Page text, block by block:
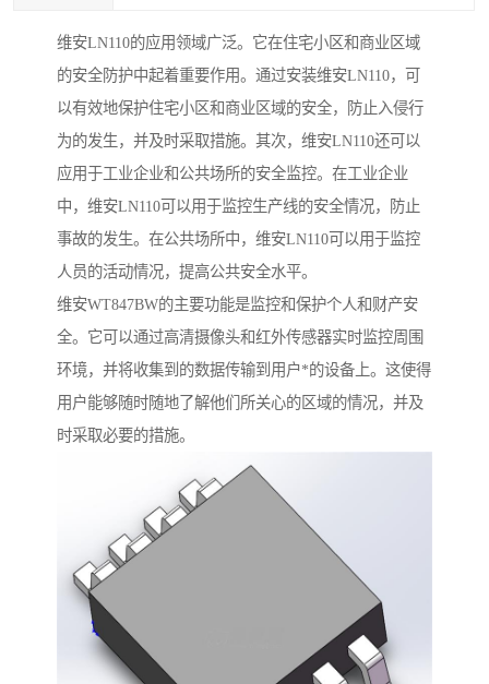
维安LN110的应用领域广泛。它在住宅小区和商业区域
的安全防护中起着重要作用。通过安装维安LN110，可
以有效地保护住宅小区和商业区域的安全，防止入侵行
为的发生，并及时采取措施。其次，维安LN110还可以
应用于工业企业和公共场所的安全监控。在工业企业
中，维安LN110可以用于监控生产线的安全情况，防止
事故的发生。在公共场所中，维安LN110可以用于监控
人员的活动情况，提高公共安全水平。
维安WT847BW的主要功能是监控和保护个人和财产安
全。它可以通过高清摄像头和红外传感器实时监控周围
环境，并将收集到的数据传输到用户*的设备上。这使得
用户能够随时随地了解他们所关心的区域的情况，并及
时采取必要的措施。